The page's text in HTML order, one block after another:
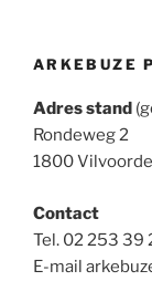
ARKEBUZE
Adres stand
Rondeweg 2
1800 Vilvoorde
Contact
Tel. 02 253 39
E-mail